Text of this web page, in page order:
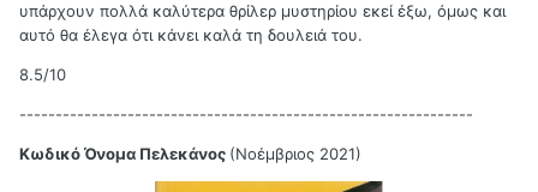
υπάρχουν πολλά καλύτερα θρίλερ μυστηρίου εκεί έξω, όμως και
αυτό θα έλεγα ότι κάνει καλά τη δουλειά του.
8.5/10
---------------------------------------------------------------
Κωδικό Όνομα Πελεκάνος (Νοέμβριος 2021)